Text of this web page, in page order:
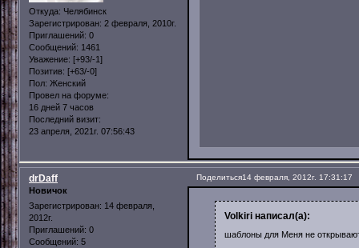
Откуда: Челябинск
Зарегистрирован: 2 февраля, 2010г.
Приглашений: 0
Сообщений: 1461
Уважение: [+93/-1]
Позитив: [+63/-0]
Пол: Женский
Провел на форуме:
16 дней 7 часов
Последний визит:
23 апреля, 2021г. 07:56:43
Поделиться14 февраля, 2012г. 17:31:17
drDaff
Новичок
Зарегистрирован: 14 февраля,
2012г.
Приглашений: 0
Сообщений: 5
Volkiri написал(а):
шаблоны для Меня не